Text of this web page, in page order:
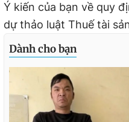
Ý kiến của bạn về quy
dự thảo luật Thuế tài